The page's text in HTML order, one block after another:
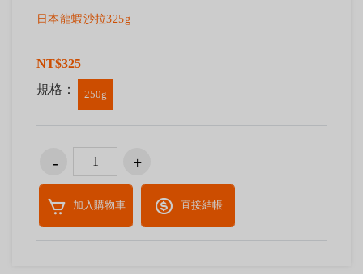
日本龍蝦沙拉325g
NT$325
規格：
250g
加入購物車 直接結帳